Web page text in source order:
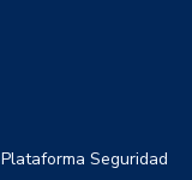
Plataforma Seguridad